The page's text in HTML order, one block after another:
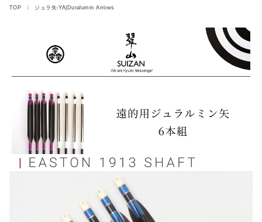
TOP ジュラ矢-YA|Duralumin Arrows